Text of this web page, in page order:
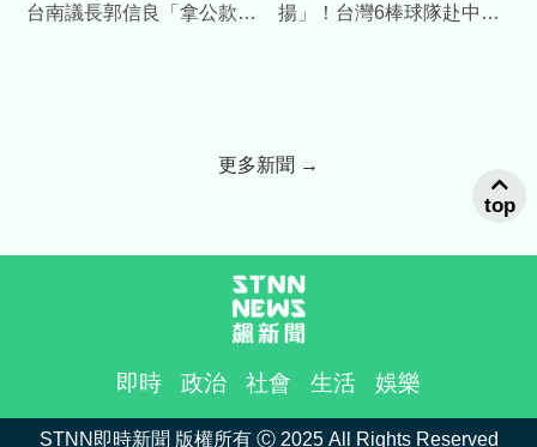
台南議長郭信良「拿公款補
揚」！台灣6棒球隊赴中交
更多新聞 →
即時 政治 社會 生活 娛樂
STNN即時新聞 版權所有 Ⓒ 2025 All Rights Reserved
top